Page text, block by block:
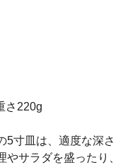
さ220g
5寸皿は、適度な深さ
サラダを盛ったり、